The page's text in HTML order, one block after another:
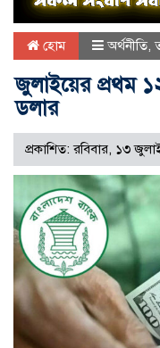
হোম অর্থনীতি,
জুলাইয়ের প্রথম
ডলার
প্রকাশিত: রবিবার, ১৩